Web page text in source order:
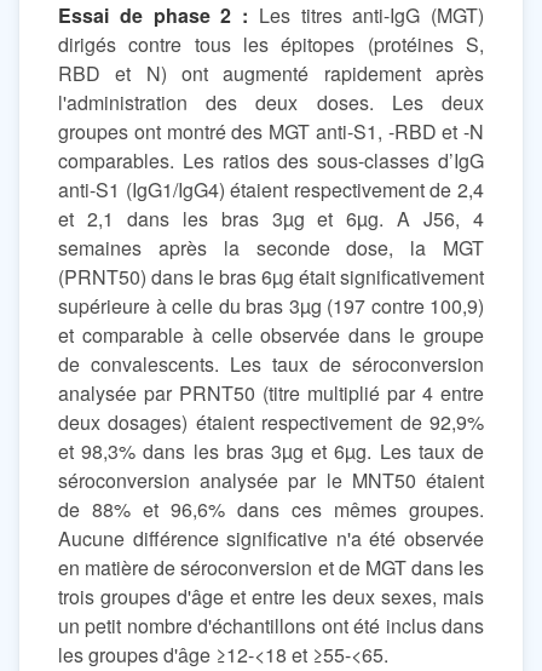
Essai de phase 2 : Les titres anti-IgG (MGT)
dirigés contre tous les épitopes (protéines S,
RBD et N) ont augmenté rapidement après
l'administration des deux doses. Les deux
groupes ont montré des MGT anti-S1, -RBD et -N
comparables. Les ratios des sous-classes d’IgG
anti-S1 (IgG1/IgG4) étaient respectivement de 2,4
et 2,1 dans les bras 3µg et 6µg. A J56, 4
semaines après la seconde dose, la MGT
(PRNT50) dans le bras 6µg était significativement
supérieure à celle du bras 3µg (197 contre 100,9)
et comparable à celle observée dans le groupe
de convalescents. Les taux de séroconversion
analysée par PRNT50 (titre multiplié par 4 entre
deux dosages) étaient respectivement de 92,9%
et 98,3% dans les bras 3µg et 6µg. Les taux de
séroconversion analysée par le MNT50 étaient
de 88% et 96,6% dans ces mêmes groupes.
Aucune différence significative n'a été observée
en matière de séroconversion et de MGT dans les
trois groupes d'âge et entre les deux sexes, mais
un petit nombre d'échantillons ont été inclus dans
les groupes d'âge ≥12-<18 et ≥55-<65.